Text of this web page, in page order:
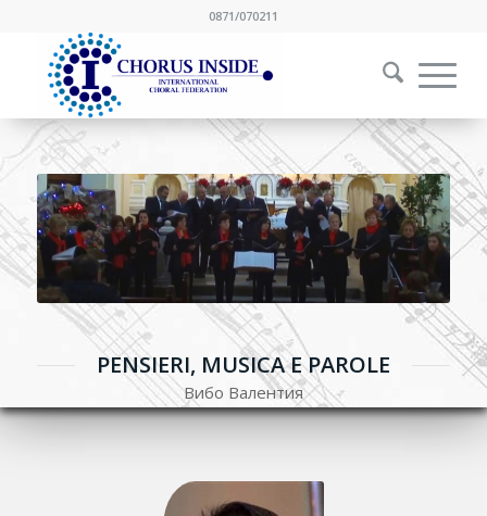
0871/070211
PENSIERI, MUSICA E PAROLE
Вибо Валентия